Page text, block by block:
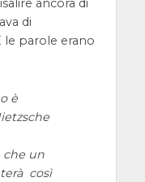
ancora di
di
le parole erano
è
che un
così